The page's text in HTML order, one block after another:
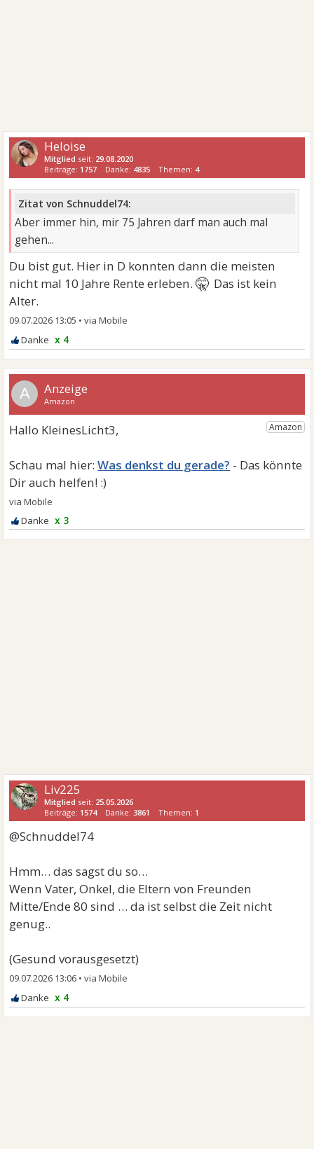
Heloise
Mitglied seit: 29.08.2020
Beiträge: 1757 Danke: 4835 Themen: 4
Zitat von Schnuddel74:
Aber immer hin, mir 75 Jahren darf man auch mal
gehen...
Du bist gut. Hier in D konnten dann die meisten
nicht mal 10 Jahre Rente erleben.🤫 Das ist kein
Alter.
09.07.2026 13:05 •
x 4
A
Was denkst du gerade?
x 3
Liv225
Mitglied seit: 25.05.2026
Beiträge: 1574 Danke:3861 Themen: 1
@Schnuddel74
Hmm… das sagst du so…
Wenn Vater, Onkel, die Eltern von Freunden
Mitte/Ende 80 sind … da ist selbst die Zeit nicht
genug..
(Gesund vorausgesetzt)
09.07.2026 13:06 •
x 4